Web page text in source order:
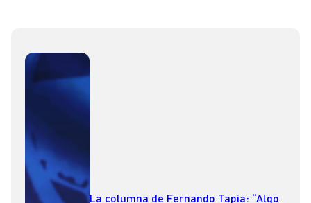
La columna de Fernando Tapia: “Algo